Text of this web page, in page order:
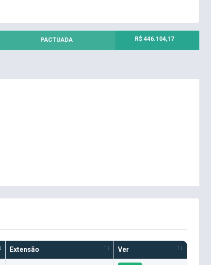
PACTUADA R$ 446.104,17
Extensão Ver